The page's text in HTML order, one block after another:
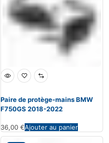
Paire de protège-mains BMW
F750GS 2018-2022
36,00 €Ajouter au panier